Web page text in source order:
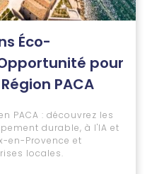
Éco-
pour
PACA
PACA : découvrez les
durable, à l'IA et
en-Provence et
locales.